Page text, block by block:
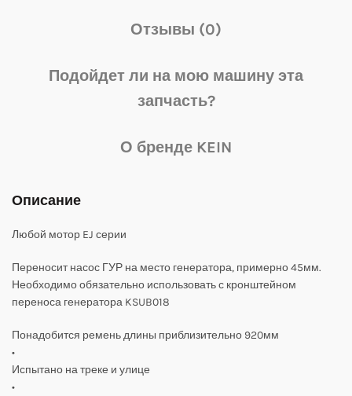
Отзывы (0)
Подойдет ли на мою машину эта
запчасть?
О бренде KEIN
Описание
Любой мотор EJ серии
Переносит насос ГУР на место генератора, примерно 45мм.
Необходимо обязательно использовать с кронштейном
переноса генератора KSUB018
Понадобится ремень длины приблизительно 920мм
•
Испытано на треке и улице
•